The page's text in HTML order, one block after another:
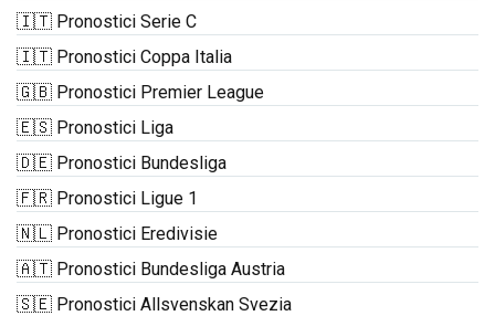
🇮🇹 Pronostici Serie C
🇮🇹 Pronostici Coppa Italia
🇬🇧 Pronostici Premier League
🇪🇸 Pronostici Liga
🇩🇪 Pronostici Bundesliga
🇫🇷 Pronostici Ligue 1
🇳🇱 Pronostici Eredivisie
🇦🇹 Pronostici Bundesliga Austria
🇸🇪 Pronostici Allsvenskan Svezia